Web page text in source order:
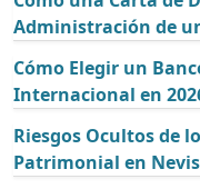
Administración de
Cómo Elegir un
Internacional en
Riesgos Ocultos de
Patrimonial en